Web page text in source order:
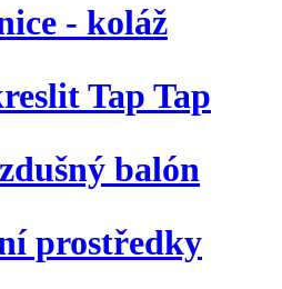
- koláž
Tap Tap
balón
prostředky